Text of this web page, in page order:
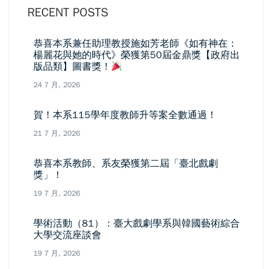
RECENT POSTS
恭喜本系兼任助理教授施如芳老師《如有神在：
楊麗花與她的時代》榮獲第50屆金鼎獎【政府出
版品類】圖書獎！
24 7 月, 2026
賀！本系115學年度教師升等案全數通過！
21 7 月, 2026
恭喜本系教師、系友榮獲第二屆「臺北戲劇
獎」！
19 7 月, 2026
學術活動（81）：臺大戲劇學系與韓國藝術綜合
大學交流座談會
19 7 月, 2026